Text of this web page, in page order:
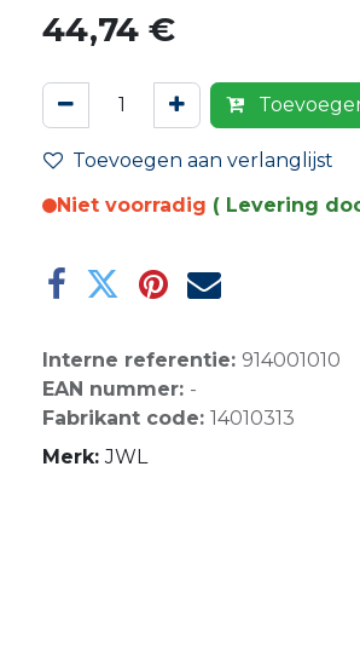
44,74 €
Toevoegen aan verlanglijst
Niet voorradig ( Levering
Interne referentie: 914001010
EAN nummer: -
Fabrikant code: 14010313
Merk:JWL